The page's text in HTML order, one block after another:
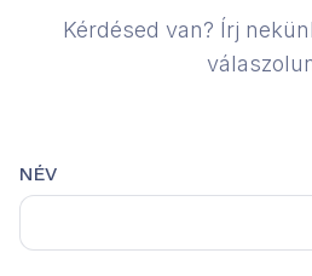
Kérdésed van? Írj
NÉV